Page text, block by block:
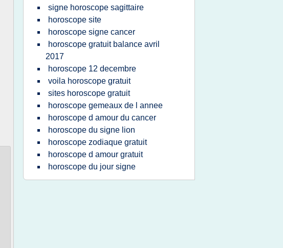
signe horoscope sagittaire
horoscope site
horoscope signe cancer
horoscope gratuit balance avril
2017
horoscope 12 decembre
voila horoscope gratuit
sites horoscope gratuit
horoscope gemeaux de l annee
horoscope d amour du cancer
horoscope du signe lion
horoscope zodiaque gratuit
horoscope d amour gratuit
horoscope du jour signe